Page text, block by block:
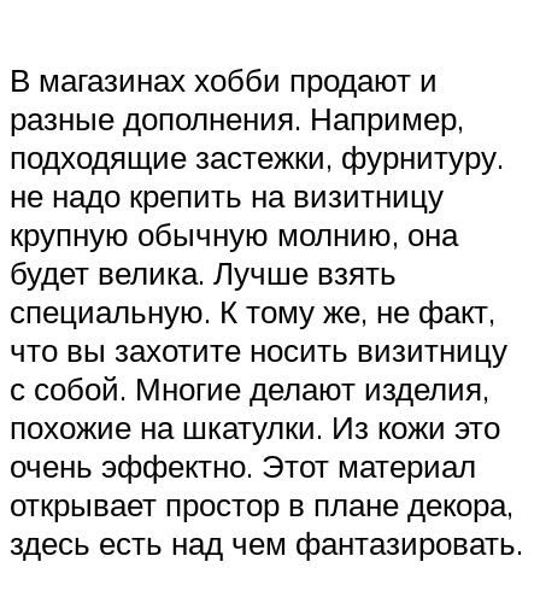
В магазинах хобби продают и
разные дополнения. Например,
подходящие застежки, фурнитуру.
не надо крепить на визитницу
крупную обычную молнию, она
будет велика. Лучше взять
специальную. К тому же, не факт,
что вы захотите носить визитницу
с собой. Многие делают изделия,
похожие на шкатулки. Из кожи это
очень эффектно. Этот материал
открывает простор в плане декора,
здесь есть над чем фантазировать.